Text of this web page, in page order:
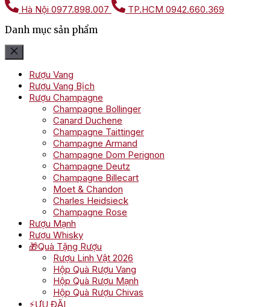
Hà Nội 0977.898.007 TP.HCM 0942.660.369
Danh mục sản phẩm
Rượu Vang
Rượu Vang Bịch
Rượu Champagne
Champagne Bollinger
Canard Duchene
Champagne Taittinger
Champagne Armand
Champagne Dom Perignon
Champagne Deutz
Champagne Billecart
Moet & Chandon
Charles Heidsieck
Champagne Rose
Rượu Mạnh
Rượu Whisky
🎁Quà Tặng Rượu
Rượu Linh Vật 2026
Hộp Quà Rượu Vang
Hộp Quà Rượu Mạnh
Hộp Quà Rượu Chivas
⚡ƯU ĐÃI